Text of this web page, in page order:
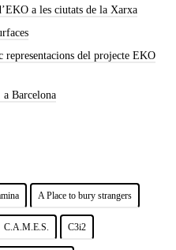
a les ciutats de la Xarxa
representacions del projecte EKO
a Barcelona
A Place to bury strangers
C.A.M.E.S. C3i2